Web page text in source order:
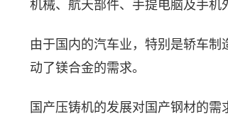
机械、航天部件、手提电脑及手机
由于国内的汽车业，特别是轿车
动了镁合金的需求。
国产压铸机的发展对国产钢材的